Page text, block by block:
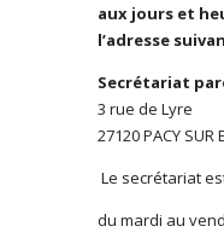
aux jours et
l’adresse
Secrétariat
3 rue de Lyre
27120 PACY SUR
Le secrétariat
du mardi au